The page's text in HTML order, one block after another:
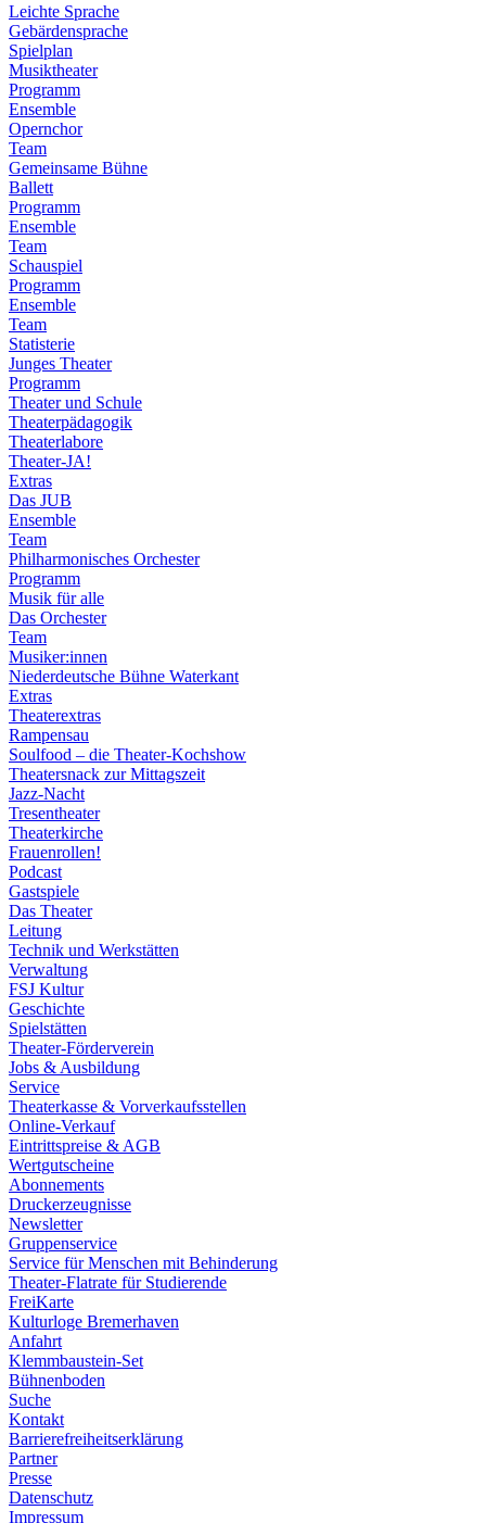
Leichte Sprache
Gebärdensprache
Spielplan
Musiktheater
Programm
Ensemble
Opernchor
Team
Gemeinsame Bühne
Ballett
Programm
Ensemble
Team
Schauspiel
Programm
Ensemble
Team
Statisterie
Junges Theater
Programm
Theater und Schule
Theaterpädagogik
Theaterlabore
Theater-JA!
Extras
Das JUB
Ensemble
Team
Philharmonisches Orchester
Programm
Musik für alle
Das Orchester
Team
Musiker:innen
Niederdeutsche Bühne Waterkant
Extras
Theaterextras
Rampensau
Soulfood – die Theater-Kochshow
Theatersnack zur Mittagszeit
Jazz-Nacht
Tresentheater
Theaterkirche
Frauenrollen!
Podcast
Gastspiele
Das Theater
Leitung
Technik und Werkstätten
Verwaltung
FSJ Kultur
Geschichte
Spielstätten
Theater-Förderverein
Jobs & Ausbildung
Service
Theaterkasse & Vorverkaufsstellen
Online-Verkauf
Eintrittspreise & AGB
Wertgutscheine
Abonnements
Druckerzeugnisse
Newsletter
Gruppenservice
Service für Menschen mit Behinderung
Theater-Flatrate für Studierende
FreiKarte
Kulturloge Bremerhaven
Anfahrt
Klemmbaustein-Set
Bühnenboden
Suche
Kontakt
Barrierefreiheitserklärung
Partner
Presse
Datenschutz
Impressum